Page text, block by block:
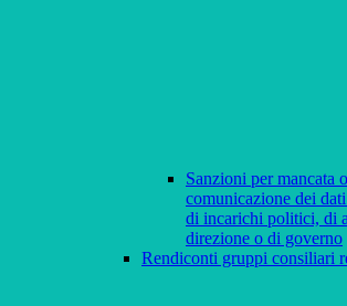
Sanzioni per mancata
comunicazione dei
di incarichi politici, di
direzione o di governo
Rendiconti gruppi consiliari